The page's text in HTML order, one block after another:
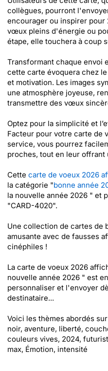
collègues, pourront
encourager ou inspirer pour
vœux pleins d'énergie ou
étape, elle touchera à coup
Transformant chaque envoi
cette carte évoquera chez
et motivation. Les images
une atmosphère joyeuse,
transmettre des vœux
Optez pour la simplicité et
Facteur pour votre carte de
service, vous pourrez
proches, tout en leur offrant
Cette carte de voeux 2026
la catégorie "bonne année
la nouvelle année 2026 " et
"CARD-4020".
Une collection de cartes de
amusante avec de fausses
cinéphiles !
La carte de voeux 2026
nouvelle année 2026 " est
personnaliser et l'envoyer
destinataire...
Voici les thèmes abordés
noir, aventure, liberté,
couleurs vives, 2024,
max, Émotion, intensité